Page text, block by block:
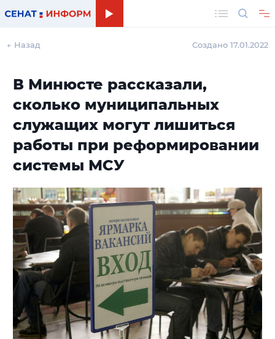
← Назад Создано 17.01.2022
В Минюсте рассказали,
сколько муниципальных
служащих могут лишиться
работы при реформировании
системы МСУ